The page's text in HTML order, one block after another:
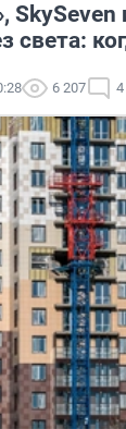
SkySeven
света:
6 207 4